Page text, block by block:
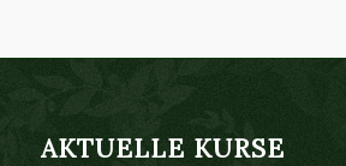
AKTUELLE KURSE